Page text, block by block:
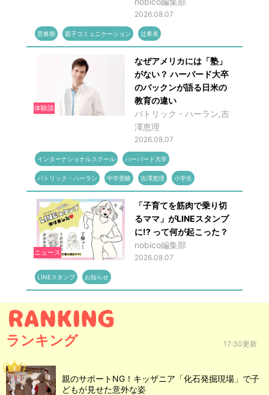
2026.08.07
思春期 親子コミュニケーション 辻希美
体験談
なぜアメリカには「塾」
がない？ ハーバード大卒
のパックンが語る日米の
教育の違い
パトリック・ハーラン,吉
澤恵理
2026.08.07
インターナショナルスクール ハーバード大学
パトリック・ハーラン 中学受験 吉澤恵理 小学生
ニュース
「子育てを筋肉で乗り切
るママ」がLINEスタンプ
に!? って何が起こった？
nobico編集部
2026.08.07
LINEスタンプ お知らせ
ランキング 17:30更新
親のサポートNG！キッザニア「化石発掘現場」で子
どもが見せた意外な姿